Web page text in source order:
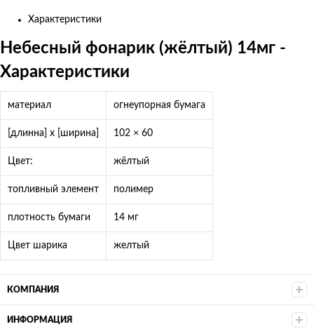
Характеристики
Небесный фонарик (жёлтый) 14мг -
Характеристики
материал огнеупорная бумага
[длинна] x [ширина] 102 × 60
Цвет: жёлтый
топливный элемент полимер
плотность бумаги 14 мг
Цвет шарика желтый
КОМПАНИЯ
ИНФОРМАЦИЯ